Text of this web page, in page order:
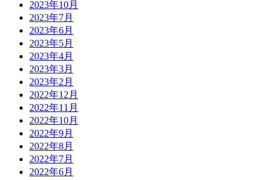
2023年10月
2023年7月
2023年6月
2023年5月
2023年4月
2023年3月
2023年2月
2022年12月
2022年11月
2022年10月
2022年9月
2022年8月
2022年7月
2022年6月